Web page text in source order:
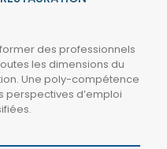
des professionnels
les dimensions du
Une poly-compétence
perspectives d’emploi